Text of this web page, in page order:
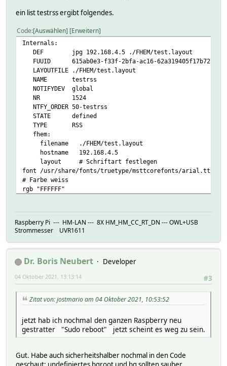
ein list testrss ergibt folgendes.
Code Auswählen Erweitern
Internals:
DEF jpg 192.168.4.5 ./FHEM/test.layout
FUUID 615ab0e3-f33f-2bfa-ac16-62a319405f17b727
LAYOUTFILE ./FHEM/test.layout
NAME testrss
NOTIFYDEV global
NR 1524
NTFY_ORDER 50-testrss
STATE defined
TYPE RSS
fhem:
filename ./FHEM/test.layout
hostname 192.168.4.5
layout # Schriftart festlegen
font /usr/share/fonts/truetype/msttcorefonts/arial.ttf
# Farbe weiss
rgb "FFFFFF"
line 400 245 800 245
line 0 460 800 460
useTextAlign 1
Attributes:
Raspberry Pi --- HM-LAN --- 8X HM_HM_CC_RT_DN --- OWL+USB
Strommesser UVR1611
Dr. Boris Neubert
Developer
#3
04 Oktober 2021, 13:13:14
Zitat von: jostmario am 04 Oktober 2021, 10:53:52
jetzt hab ich nochmal den ganzen Raspberry neu
gestratter "Sudo reboot" jetzt scheint es weg zu sein.
Gut. Habe auch sicherheitshalber nochmal in den Code